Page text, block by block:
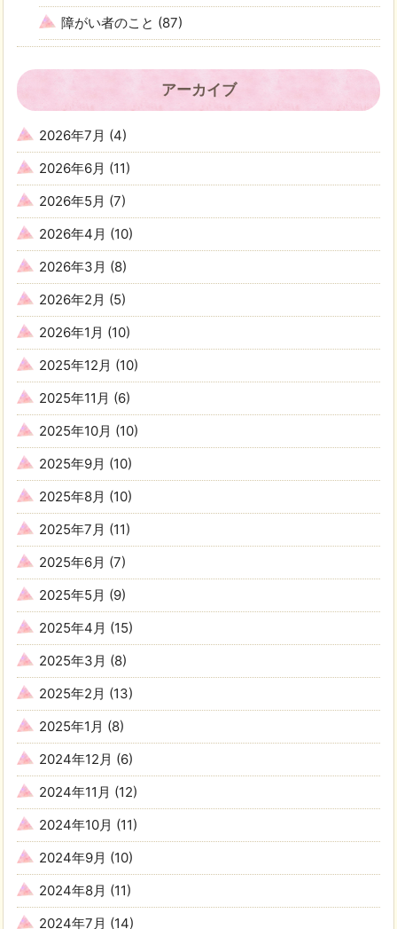
障がい者のこと (87)
アーカイブ
2026年7月 (4)
2026年6月 (11)
2026年5月 (7)
2026年4月 (10)
2026年3月 (8)
2026年2月 (5)
2026年1月 (10)
2025年12月 (10)
2025年11月 (6)
2025年10月 (10)
2025年9月 (10)
2025年8月 (10)
2025年7月 (11)
2025年6月 (7)
2025年5月 (9)
2025年4月 (15)
2025年3月 (8)
2025年2月 (13)
2025年1月 (8)
2024年12月 (6)
2024年11月 (12)
2024年10月 (11)
2024年9月 (10)
2024年8月 (11)
2024年7月 (14)